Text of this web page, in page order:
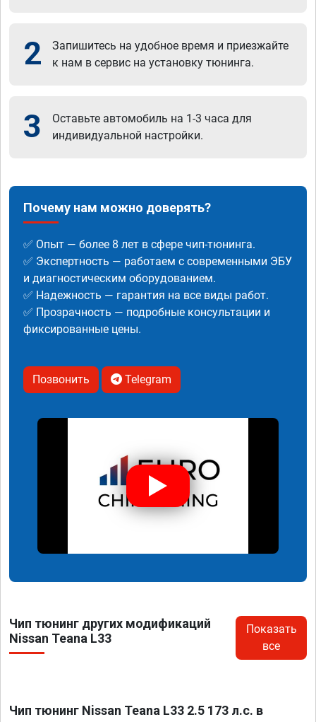
2
Запишитесь на удобное время и приезжайте
к нам в сервис на установку тюнинга.
3
Оставьте автомобиль на 1-3 часа для
индивидуальной настройки.
Почему нам можно доверять?
✅ Опыт — более 8 лет в сфере чип-тюнинга.
✅ Экспертность — работаем с современными ЭБУ
и диагностическим оборудованием.
✅ Надежность — гарантия на все виды работ.
✅ Прозрачность — подробные консультации и
фиксированные цены.
Позвонить Telegram
Чип тюнинг других модификаций
Nissan Teana L33
Показать
все
Чип тюнинг Nissan Teana L33 2.5 173 л.с. в